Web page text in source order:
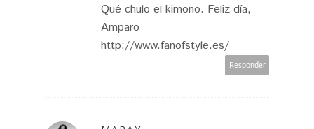
Qué chulo el kimono. Feliz día,
Amparo
http://www.fanofstyle.es/
Responder